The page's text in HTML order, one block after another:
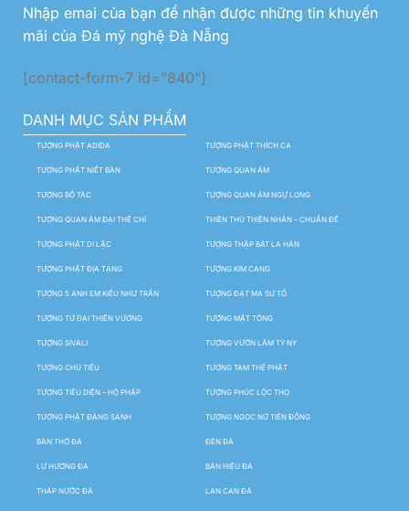
Nhập emai của bạn để nhận được những tin khuyến
mãi của Đá mỹ nghệ Đà Nẵng
[contact-form-7 id="840"]
DANH MỤC SẢN PHẨM
TƯỢNG PHẬT ADIDA TƯỢNG PHẬT THÍCH CA
TƯỢNG PHẬT NIẾT BÀN TƯỢNG QUAN ÂM
TƯỢNG BỒ TÁC TƯỢNG QUAN ÂM NGỰ LONG
TƯỢNG QUAN ÂM ĐẠI THẾ CHÍ THIÊN THỦ THIÊN NHÃN – CHUẨN ĐỀ
TƯỢNG PHẬT DI LẶC TƯỢNG THẬP BÁT LA HÁN
TƯỢNG PHẬT ĐỊA TẠNG TƯỢNG KIM CANG
TƯỢNG 5 ANH EM KIỀU NHƯ TRẦN TƯỢNG ĐẠT MA SƯ TỔ
TƯỢNG TỨ ĐẠI THIÊN VƯƠNG TƯỢNG MẬT TÔNG
TƯỢNG SIVALI TƯỢNG VƯỜN LÂM TỲ NY
TƯỢNG CHÚ TIỂU TƯỢNG TAM THẾ PHẬT
TƯỢNG TIÊU DIỆN – HỘ PHÁP TƯỢNG PHÚC LỘC THỌ
TƯỢNG PHẬT ĐẢNG SANH TƯỢNG NGỌC NỮ TIÊN ĐỒNG
BÀN THỜ ĐÁ ĐÈN ĐÁ
LƯ HƯƠNG ĐÁ BẢN HIỆU ĐÁ
THÁP NƯỚC ĐÁ LAN CAN ĐÁ